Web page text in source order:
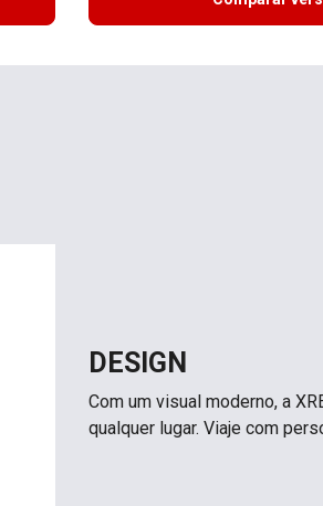
DESIGN
Com um visual moderno, a
qualquer lugar. Viaje com